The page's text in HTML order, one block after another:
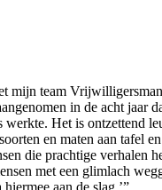
mijn team
in de acht jaar
Het is ontzettend
en maten aan tafel
die prachtige verhalen
met een glimlach
aan de slag.’”